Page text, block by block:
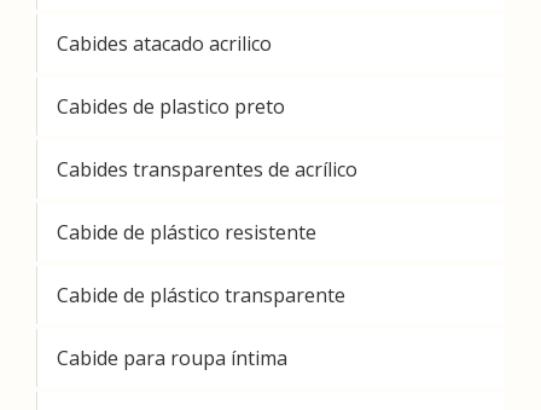
Cabides atacado acrilico
Cabides de plastico preto
Cabides transparentes de acrílico
Cabide de plástico resistente
Cabide de plástico transparente
Cabide para roupa íntima